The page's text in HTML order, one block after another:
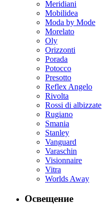
Meridiani
Mobilidea
Moda by Mode
Morelato
Oly
Orizzonti
Porada
Potocco
Presotto
Reflex Angelo
Rivolta
Rossi di albizzate
Rugiano
Smania
Stanley
Vanguard
Varaschin
Visionnaire
Vitra
Worlds Away
Освещение